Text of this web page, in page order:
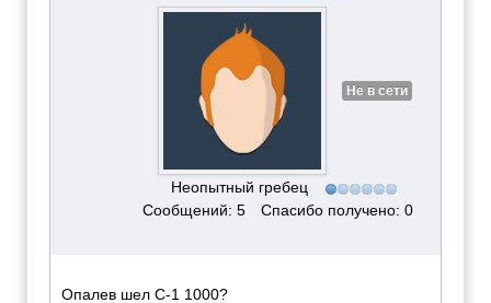
Не в сети
Неопытный гребец
Сообщений: 5
Спасибо получено: 0
Опалев шел С-1 1000?